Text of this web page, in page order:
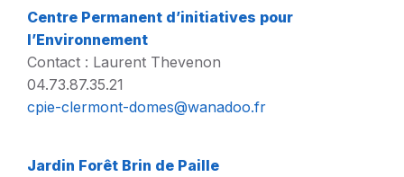
Centre Permanent d’initiatives pour
l’Environnement
Contact : Laurent Thevenon
04.73.87.35.21
cpie-clermont-domes@wanadoo.fr
Jardin Forêt Brin de Paille